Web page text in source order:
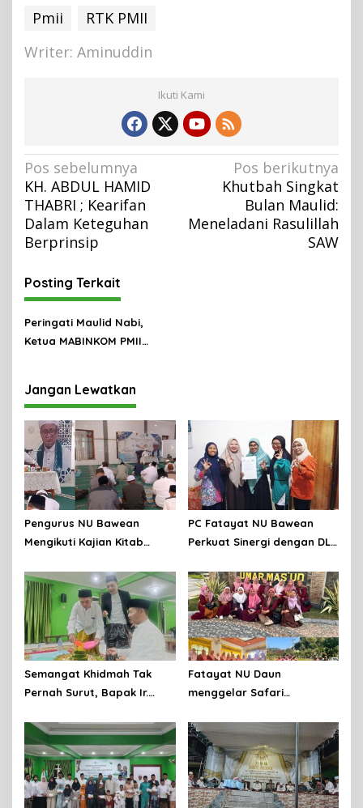
Pmii
RTK PMII
Writer: Aminuddin
Ikuti Kami
N
a
v
i
a
s
i
o
s
Pos sebelumnya
KH. ABDUL HAMID
THABRI ; Kearifan
Dalam Keteguhan
Berprinsip
Pos berikutnya
Khutbah Singkat
Bulan Maulid:
Meneladani Rasulillah
SAW
Posting Terkait
Peringati Maulid Nabi,
Ketua MABINKOM PMII
Jangan Lewatkan
Pengurus NU Bawean
Mengikuti Kajian Kitab
Hadlrotil Baroroh besama
Syeikh Rohimuddin Nawawi
Al-Bantani.
PC Fatayat NU Bawean
Perkuat Sinergi dengan DLH
Lingkungan di Bawean
Semangat Khidmah Tak
Pernah Surut, Bapak Ir.
Peringatan Tahun Baru
Islam 1448 H di Tengah
Kondisi Sakit
Fatayat NU Daun
menggelar Safari
Ukhuwah dan Syiar Islam
Melalui Ziarah Wali